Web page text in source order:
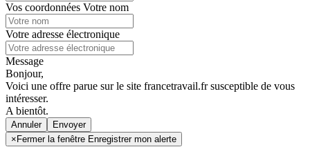
Vos coordonnées Votre nom
Votre adresse électronique
Message
Bonjour,
Voici une offre parue sur le site francetravail.fr susceptible de vous
intéresser.
A bientôt.
Annuler
×Fermer la fenêtre Enregistrer mon alerte